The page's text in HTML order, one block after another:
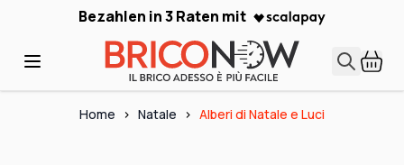
Skip to ContentBezahlen in 3 Raten mit
Home > Natale > Alberi di Natale e Luci